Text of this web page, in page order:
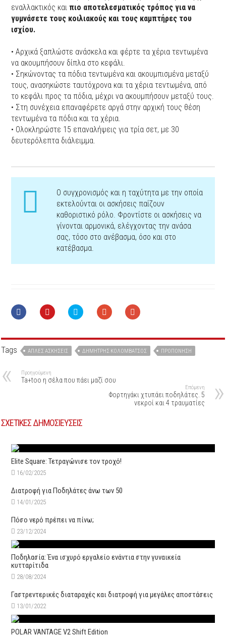
εναλλακτικός καιπιο αποτελεσματικός τρόπος για να
γυμνάσετε τους κοιλιακούς και τους καμπτήρες του
ισχίου.
• Αρχικά ξαπλώστε ανάσκελα και φέρτε τα χέρια τεντωμένα
να ακουμπήσουν δίπλα στο κεφάλι.
• Σηκώνοντας τα πόδια τεντωμένα και ακουμπισμένα μεταξύ
τους, ανασηκώστε ταυτόχρονα και τα χέρια τεντωμένα, από
το κεφάλι προς τα πόδια, μέχρι να ακουμπήσουν μεταξύ τους.
• Στη συνέχεια επαναφέρετε αργά στην αρχική τους θέση
τεντωμένα τα πόδια και τα χέρια.
• Ολοκληρώστε 15 επαναλήψεις για τρία σετ, με 30
δευτερόλεπτα διάλειμμα.
Ο συγχρονισμός και η ταχύτητα με την οποία
εκτελούνται οι ασκήσεις παίζουν
καθοριστικό ρόλο. Φροντίστε οι ασκήσεις να
γίνονται αρμονικά, ελέγχοντας την ανάσα
σας, τόσο στο ανέβασμα, όσο και στο
κατέβασμα.
Tags ΑΠΛΈΣ ΑΣΚΉΣΕΙΣ ΔΗΜΉΤΡΗΣ ΚΟΛΟΜΒΆΤΣΟΣ ΠΡΟΠΌΝΗΣΗ
Προηγούμενη
Ta+too η σέλα που πάει μαζί σου
Επόμενη
Φορτηγάκι χτυπάει ποδηλάτες. 5
νεκροί και 4 τραυματίες
ΣΧΕΤΙΚΕΣ ΔΗΜΟΣΙΕΥΣΕΙΣ
Elite Square: Τετραγώνισε τον τροχό!
16/02/2025
Διατροφή για Ποδηλάτες άνω των 50
14/01/2025
Πόσο νερό πρέπει να πίνω;
23/12/2024
Ποδηλασία: Ένα ισχυρό εργαλείο ενάντια στην γυναικεία
κυτταρίτιδα
28/08/2024
Γαστρεντερικές διαταραχές και διατροφή για μεγάλες αποστάσεις
13/01/2022
POLAR VANTAGE V2 Shift Edition